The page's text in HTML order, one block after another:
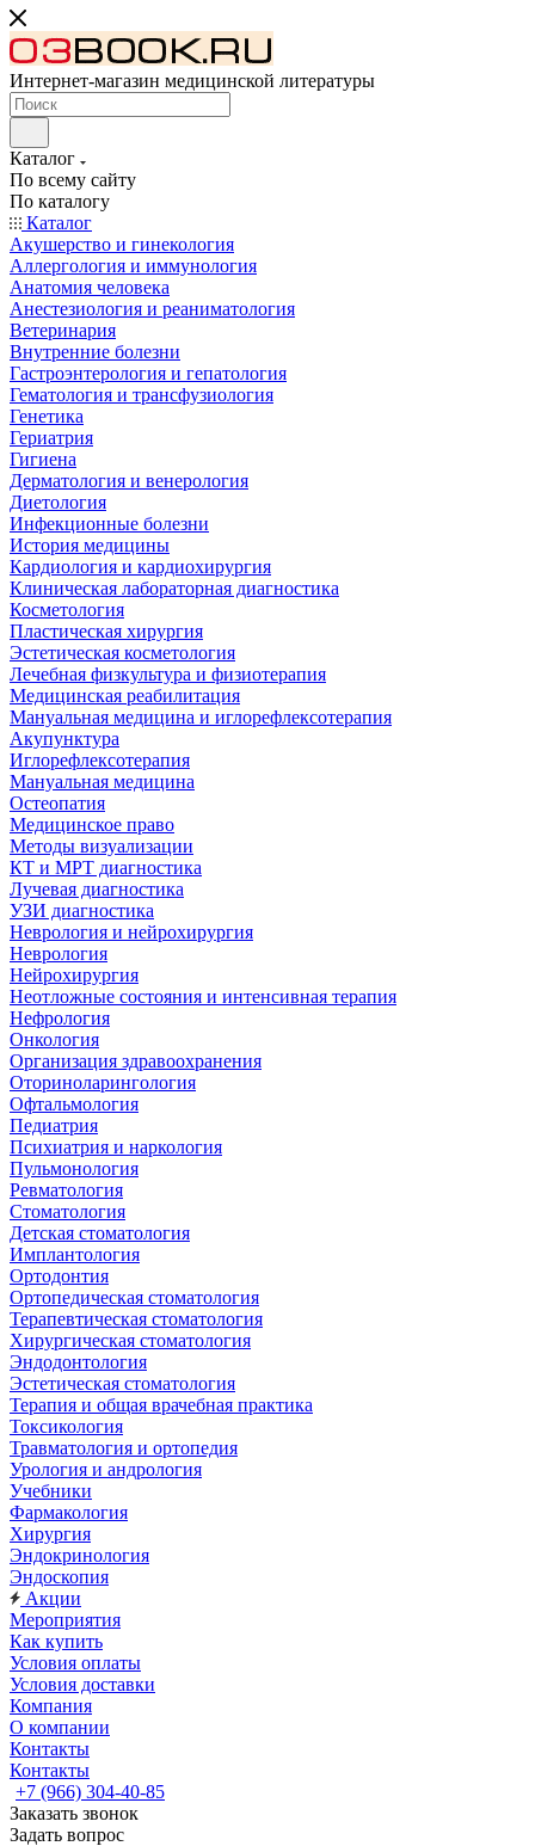
Интернет-магазин медицинской литературы
Каталог
По всему сайту
По каталогу
Каталог
Акушерство и гинекология
Аллергология и иммунология
Анатомия человека
Анестезиология и реаниматология
Ветеринария
Внутренние болезни
Гастроэнтерология и гепатология
Гематология и трансфузиология
Генетика
Гериатрия
Гигиена
Дерматология и венерология
Диетология
Инфекционные болезни
История медицины
Кардиология и кардиохирургия
Клиническая лабораторная диагностика
Косметология
Пластическая хирургия
Эстетическая косметология
Лечебная физкультура и физиотерапия
Медицинская реабилитация
Мануальная медицина и иглорефлексотерапия
Акупунктура
Иглорефлексотерапия
Мануальная медицина
Остеопатия
Медицинское право
Методы визуализации
КТ и МРТ диагностика
Лучевая диагностика
УЗИ диагностика
Неврология и нейрохирургия
Неврология
Нейрохирургия
Неотложные состояния и интенсивная терапия
Нефрология
Онкология
Организация здравоохранения
Оториноларингология
Офтальмология
Педиатрия
Психиатрия и наркология
Пульмонология
Ревматология
Стоматология
Детская стоматология
Имплантология
Ортодонтия
Ортопедическая стоматология
Терапевтическая стоматология
Хирургическая стоматология
Эндодонтология
Эстетическая стоматология
Терапия и общая врачебная практика
Токсикология
Травматология и ортопедия
Урология и андрология
Учебники
Фармакология
Хирургия
Эндокринология
Эндоскопия
Акции
Мероприятия
Как купить
Условия оплаты
Условия доставки
Компания
О компании
Контакты
Контакты
+7 (966) 304-40-85
Заказать звонок
Задать вопрос